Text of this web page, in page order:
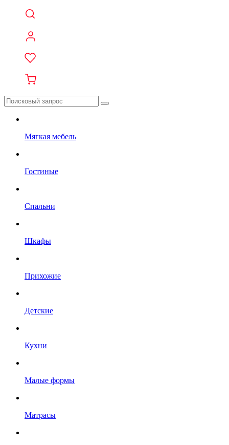
Мягкая мебель
Гостиные
Спальни
Шкафы
Прихожие
Детские
Кухни
Малые формы
Матрасы